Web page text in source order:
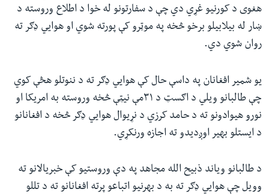
هغوی د کورنیو غړي دي چې د سفارتونو له خوا د اطلاع وروسته د
ښار له بیلابیلو برخو څخه په موټرو کې پورته شوي او هوایي ډګر ته
روان شوي دي.
یو شمیر افغانان په داسې حال کې هوایي ډګر ته د ننوتلو هڅې کوي
چې طالبانو ویلي د اګسټ د ۳۱مې نیټې څخه وروسته به امریکا او
نورو هیوادونو ته د حامد کرزي د نړیوال هوایي ډګر څخه د افغانانو
د ایستلو بهیر اوږدیدو ته اجازه ورنکړي.
د طالبانو ویاند ذبیح الله مجاهد په دې وروستیو کې خبریالانو ته
وویل چې هوايي ډګر ته به د بهرنیو اتباعو پرته افغانانو ته د تللو